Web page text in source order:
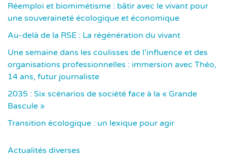
Réemploi et biomimétisme : bâtir avec le vivant pour
une souveraineté écologique et économique
Au-delà de la RSE : La régénération du vivant
Une semaine dans les coulisses de l’influence et des
organisations professionnelles : immersion avec Théo,
14 ans, futur journaliste
2035 : Six scénarios de société face à la « Grande
Bascule »
Transition écologique : un lexique pour agir
Actualités diverses